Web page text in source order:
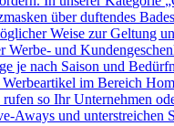
über duftendes
Weise zur Geltung
und
je nach Saison und
im Bereich
so Ihr
Aways und